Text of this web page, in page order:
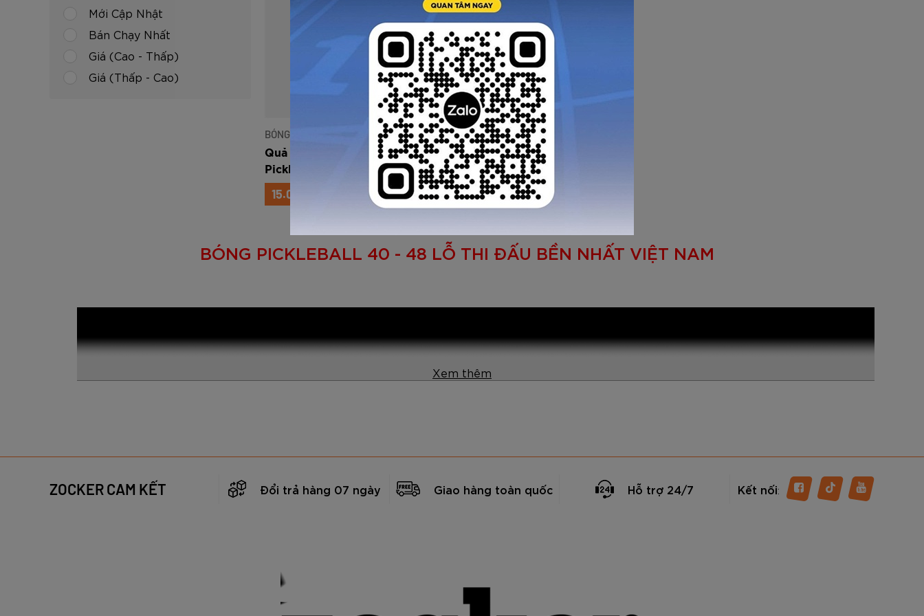
Mới Cập Nhật
Bán Chạy Nhất
Giá (Cao - Thấp)
Giá (Thấp - Cao)
BÓNG PICKLEBALL
Quả bóng tập luyện
Pickleball Zocker
15.000
BÓNG PICKLEBALL 40 - 48 LỖ THI ĐẤU BỀN NHẤT VIỆT NAM
Xem thêm
ZOCKER CAM KẾT Đổi trả hàng 07 ngày Giao hàng toàn quốc Hỗ trợ 24/7 Kết nối: